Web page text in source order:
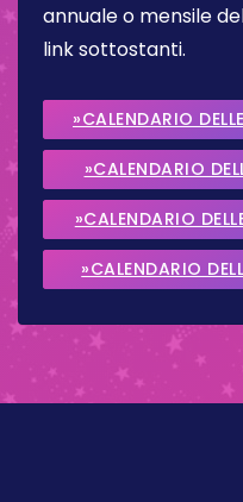
annuale o mensile
link sottostanti.
»CALENDARIO
»CALENDARIO
»CALENDARIO
»CALENDARIO